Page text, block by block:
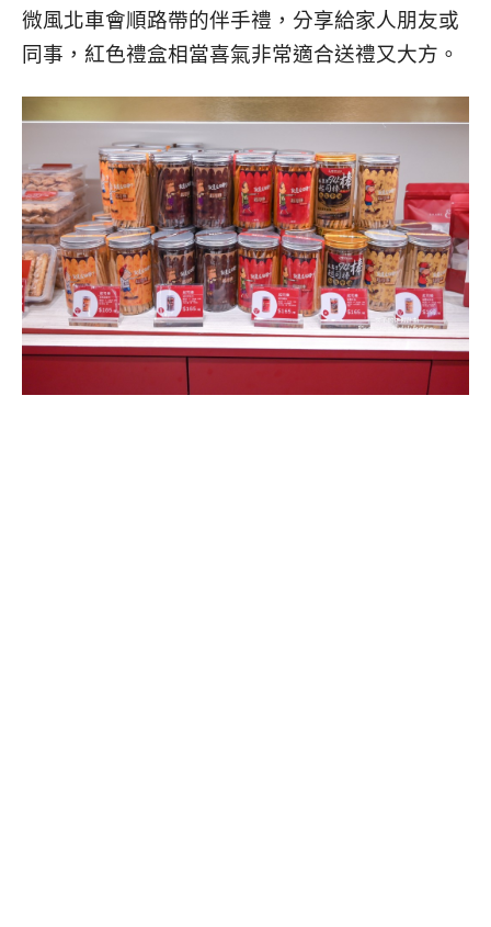
微風北車會順路帶的伴手禮，分享給家人朋友或
同事，紅色禮盒相當喜氣非常適合送禮又大方。